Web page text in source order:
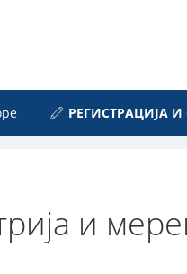
РЕГИСТРАЦИЈА
и